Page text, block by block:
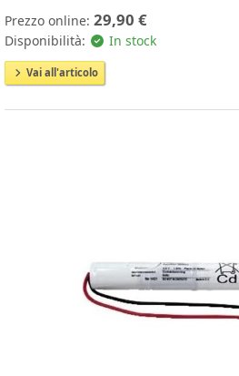
Prezzo online: 29,90 €
Disponibilità: In stock
Vai all'articolo